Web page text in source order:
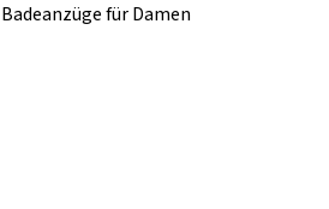
Badeanzüge für Damen